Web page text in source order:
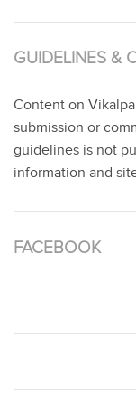
GUIDELINES &
Content on
submission or
guidelines is not
information and
FACEBOOK